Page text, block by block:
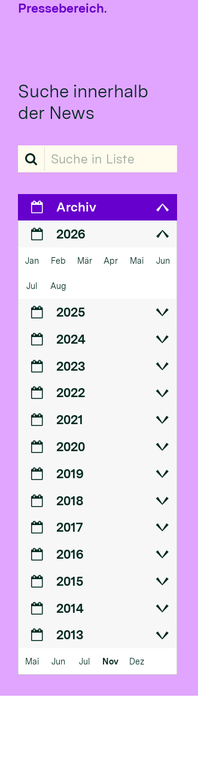
Pressebereich.
Suche innerhalb
der News
Suche in Liste
Archiv
2026
Jan Feb Mär Apr Mai Jun
Jul Aug
2025
2024
2023
2022
2021
2020
2019
2018
2017
2016
2015
2014
2013
Mai Jun Jul Nov Dez